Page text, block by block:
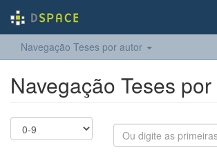
Navegação Teses por autor
Navegação Teses